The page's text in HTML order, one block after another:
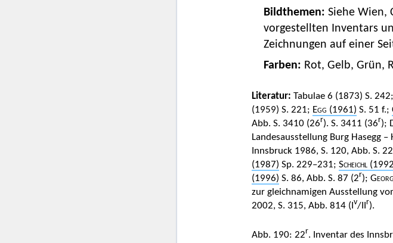
Bildthemen: Siehe Wien,
vorgestellten Inventars
Zeichnungen auf einer
Farben: Rot, Gelb, Grün,
Literatur: Tabulae 6 (1873) S. 242;
(1959) S. 221; Egg (1961) S. 51 f.;
Abb. S. 3410 (26r). S. 3411 (36r);
Landesausstellung Burg Hasegg
Innsbruck 1986, S. 120, Abb. S.
(1987) Sp. 229–231; Scheichl
(1996) S. 86, Abb. S. 87 (2r);
zur gleichnamigen Ausstellung
2002, S. 315, Abb. 814 (I v/II r).
Abb. 190: 22r. Inventar des